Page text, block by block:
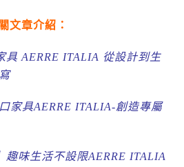
文章介紹：
具 AERRE ITALIA 從設計到生
家具AERRE ITALIA-創造專屬
趣味生活不設限AERRE ITALIA